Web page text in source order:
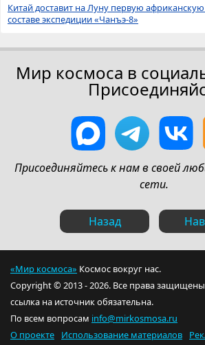
Китай доставит на Луну первую
составе экспедиции «Чанъэ-8»
Мир космоса в
Присоединяйтесь к нам в своей
сети.
Назад
«Мир космоса» Космос вокруг нас.
Copyright © 2013 - 2026. Все права
ссылка на источник обязательна.
По всем вопросам info@mirkosmosa.ru
О проекте
Использование материалов